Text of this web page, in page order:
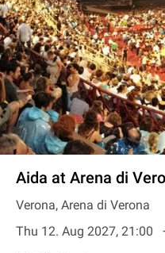
Aida at Arena di
Verona, Arena di Verona
Thu 12. Aug 2027, 21:00